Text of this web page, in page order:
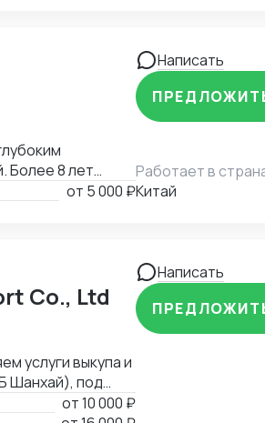
Более 8 лет
полное
в китайской
особенностях
от 5 000 ₽
Написать
Работает в
Китай
Co., Ltd
услуги выкупа и
Шанхай), под
КНР. В
от10 000 ₽
Написать